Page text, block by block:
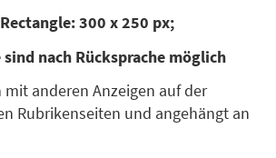
300 x 250 px;
nach Rücksprache möglich
anderen Anzeigen auf der
Rubrikenseiten und angehängt an